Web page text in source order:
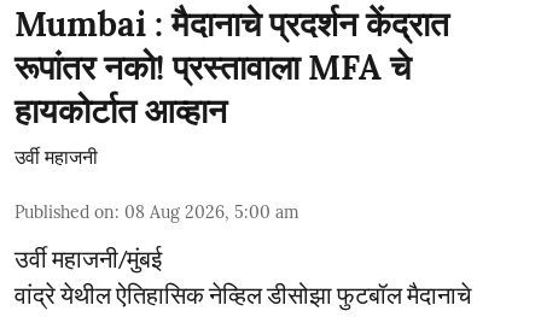
Mumbai : मैदानाचे प्रदर्शन केंद्रात
रूपांतर नको! प्रस्तावाला MFA चे
हायकोर्टात आव्हान
उर्वी महाजनी
Published on: 08 Aug 2026, 5:00 am
उर्वी महाजनी/मुंबई
वांद्रे येथील ऐतिहासिक नेव्हिल डीसोझा फुटबॉल मैदानाचे